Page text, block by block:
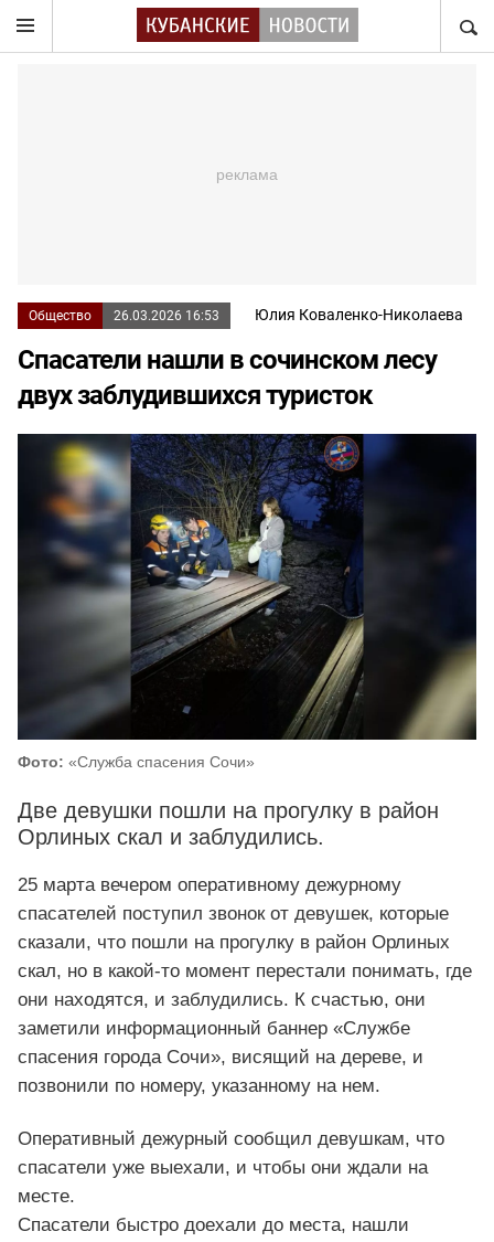
Общество 26.03.2026 16:53 Юлия Коваленко-Николаева
Спасатели нашли в сочинском лесу
двух заблудившихся туристок
Фото: «Служба спасения Сочи»
Две девушки пошли на прогулку в район
Орлиных скал и заблудились.
25 марта вечером оперативному дежурному
спасателей поступил звонок от девушек, которые
сказали, что пошли на прогулку в район Орлиных
скал, но в какой-то момент перестали понимать, где
они находятся, и заблудились. К счастью, они
заметили информационный баннер «Службе
спасения города Сочи», висящий на дереве, и
позвонили по номеру, указанному на нем.
Оперативный дежурный сообщил девушкам, что
спасатели уже выехали, и чтобы они ждали на
месте.
Спасатели быстро доехали до места, нашли